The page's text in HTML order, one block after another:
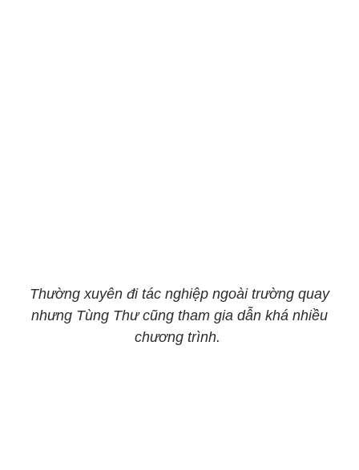
Thường xuyên đi tác nghiệp ngoài trường quay
nhưng Tùng Thư cũng tham gia dẫn khá nhiều
chương trình.